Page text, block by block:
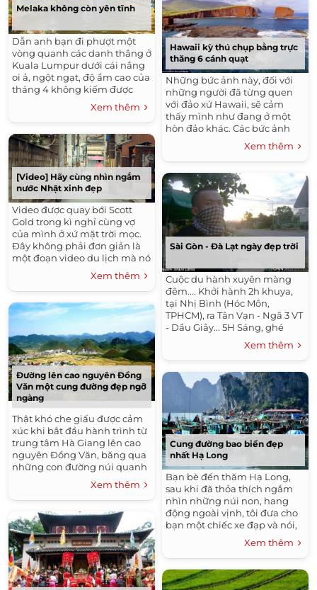
Melaka không còn yên tĩnh
Dẫn anh bạn đi phượt một
vòng quanh các danh thắng ở
Kuala Lumpur dưới cái nắng
oi ả, ngột ngạt, độ ẩm cao của
tháng 4 không kiếm được
một lời cảm ơn từ bạn. Thay
vào đó, anh bạn buông:
“Malaysia chả có gì hết, thế
mà gọi là châu Á đích thực”.
Xem thêm
[Video] Hãy cùng nhìn ngắm
nước Nhật xinh đẹp
Video được quay bới Scott
Gold trong kì nghỉ cùng vợ
của mình ở xứ mặt trời mọc.
Đây không phải đơn giản là
một đoạn video du lịch mà nó
khắc họa nền văn hóa và lối
sống của người Nhật: sôi...
Xem thêm
Đường lên cao nguyên Đồng
Văn một cung đường đẹp ngỡ
ngàng
Thật khó che giấu được cảm
xúc khi bắt đầu hành trình từ
trung tâm Hà Giang lên cao
nguyên Đồng Văn, băng qua
những con đường núi quanh
co, hiểm trở nhưng đẹp đến
say đắm lòng người. Trên
cổng...
Xem thêm
Hawaii kỳ thú chụp bằng trực
thăng 6 cánh quạt
Những bức ảnh này, đối với
những người đã từng quen
với đảo xứ Hawaii, sẽ cảm
thấy mình như đang ở một
hòn đảo khác. Các bức ảnh
bao gồm thác Wailua, màu
nước xanh lam của vịnh
Kiholo và Puu Pehe, còn được
biết đến như là Hòn tình
nhân, được chụp bằng một
máy ảnh đang bay điều khiển
Xem thêm
Sài Gòn - Đà Lạt ngày đẹp trời
Cuộc du hành xuyên màng
đêm.... Khởi hành 2h khuya,
tại Nhị Bình (Hóc Môn,
TPHCM), ra Tân Vạn - Ngã 3 VT
- Dầu Giây... 5H Sáng, ghé
uống cafe khi gần tới Di
Linh... Tìm Chút Bình Yên...
Hành trang sẵng sàng,...
Xem thêm
Cung đường bao biển đẹp
nhất Hạ Long
Bạn bè đến thăm Hạ Long,
sau khi đã thỏa thích ngắm
nhìn những núi non, hang
động ngoài vịnh, tôi đưa cho
bạn một chiếc xe đạp và nói,
sẽ đi tìm những khuôn mặt
của thành phố này mà bạn
chưa từng...
Xem thêm